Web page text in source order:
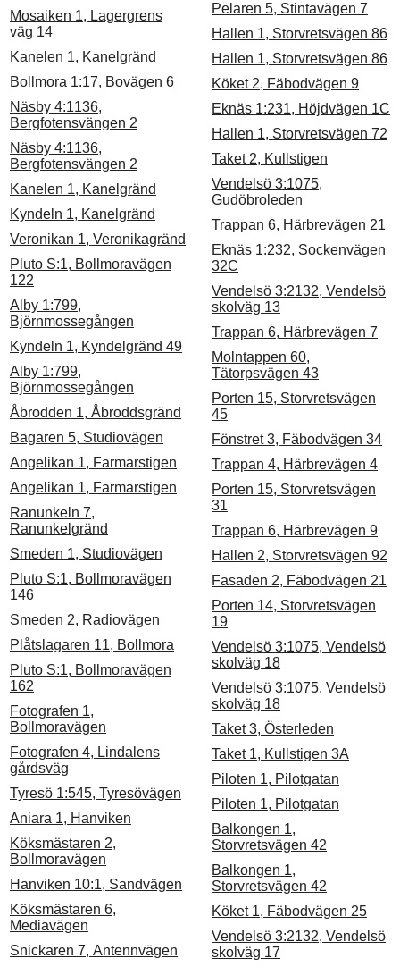
Mosaiken 1, Lagergrens
väg 14
Kanelen 1, Kanelgränd
Bollmora 1:17, Bovägen 6
Näsby 4:1136,
Bergfotensvängen 2
Näsby 4:1136,
Bergfotensvängen 2
Kanelen 1, Kanelgränd
Kyndeln 1, Kanelgränd
Veronikan 1, Veronikagränd
Pluto S:1, Bollmoravägen
122
Alby 1:799,
Björnmossegången
Kyndeln 1, Kyndelgränd 49
Alby 1:799,
Björnmossegången
Åbrodden 1, Åbroddsgränd
Bagaren 5, Studiovägen
Angelikan 1, Farmarstigen
Angelikan 1, Farmarstigen
Ranunkeln 7,
Ranunkelgränd
Smeden 1, Studiovägen
Pluto S:1, Bollmoravägen
146
Smeden 2, Radiovägen
Plåtslagaren 11, Bollmora
Pluto S:1, Bollmoravägen
162
Fotografen 1,
Bollmoravägen
Fotografen 4, Lindalens
gårdsväg
Tyresö 1:545, Tyresövägen
Aniara 1, Hanviken
Köksmästaren 2,
Bollmoravägen
Hanviken 10:1, Sandvägen
Köksmästaren 6,
Mediavägen
Snickaren 7, Antennvägen
Pelaren 5, Stintavägen 7
Hallen 1, Storvretsvägen 86
Hallen 1, Storvretsvägen 86
Köket 2, Fäbodvägen 9
Eknäs 1:231, Höjdvägen 1C
Hallen 1, Storvretsvägen 72
Taket 2, Kullstigen
Vendelsö 3:1075,
Gudöbroleden
Trappan 6, Härbrevägen 21
Eknäs 1:232, Sockenvägen
32C
Vendelsö 3:2132, Vendelsö
skolväg 13
Trappan 6, Härbrevägen 7
Molntappen 60,
Tätorpsvägen 43
Porten 15, Storvretsvägen
45
Fönstret 3, Fäbodvägen 34
Trappan 4, Härbrevägen 4
Porten 15, Storvretsvägen
31
Trappan 6, Härbrevägen 9
Hallen 2, Storvretsvägen 92
Fasaden 2, Fäbodvägen 21
Porten 14, Storvretsvägen
19
Vendelsö 3:1075, Vendelsö
skolväg 18
Vendelsö 3:1075, Vendelsö
skolväg 18
Taket 3, Österleden
Taket 1, Kullstigen 3A
Piloten 1, Pilotgatan
Piloten 1, Pilotgatan
Balkongen 1,
Storvretsvägen 42
Balkongen 1,
Storvretsvägen 42
Köket 1, Fäbodvägen 25
Vendelsö 3:2132, Vendelsö
skolväg 17